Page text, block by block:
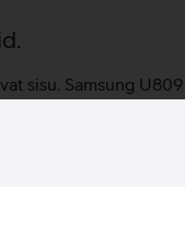
sisu. Samsung
kristallprotsessor
ja
Teleri
ning